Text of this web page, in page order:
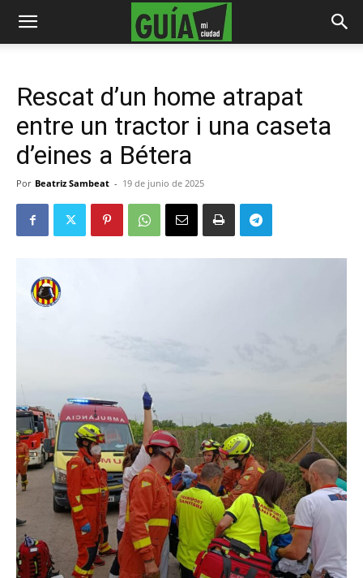
Rescat d’un home atrapat
entre un tractor i una caseta
d’eines a Bétera
Por Beatriz Sambeat - 19 de junio de 2025